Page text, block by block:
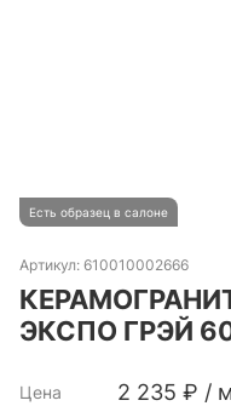
Есть образец в салоне
Артикул: 610010002666
КЕРАМОГРАНИТ
ЭКСПО ГРЭЙ
Цена 2 235 ₽ /